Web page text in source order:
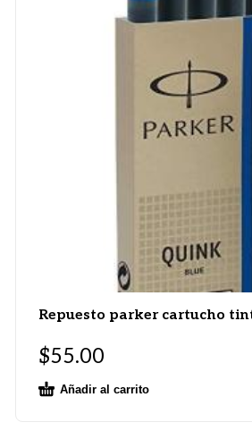
Repuesto parker cartucho
$55.00
Añadir al carrito